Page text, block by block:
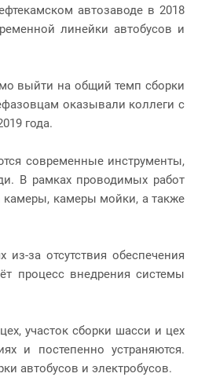
автозаводе в 2018
линейки автобусов и
выйти на общий темп сборки
оказывали коллеги с
года.
современные инструменты,
В рамках проводимых работ
камеры, камеры мойки, а также
за отсутствия обеспечения
процесс внедрения системы
участок сборки шасси и цех
и постепенно устраняются.
автобусов и электробусов.